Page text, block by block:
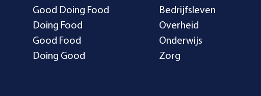
Good Doing Food
Doing Food
Good Food
Doing Good
Bedrijfsleven
Overheid
Onderwijs
Zorg